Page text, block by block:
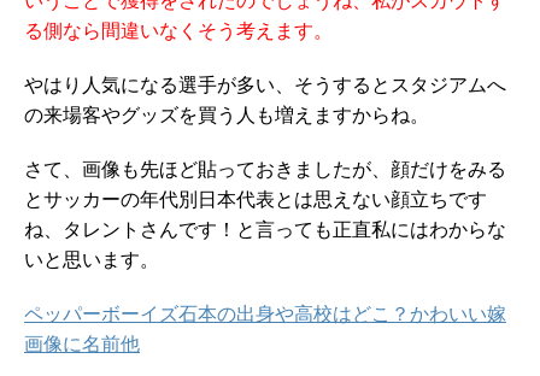
る側なら間違いなくそう考えます。
やはり人気になる選手が多い、そうするとスタジアムへ
の来場客やグッズを買う人も増えますからね。
さて、画像も先ほど貼っておきましたが、顔だけをみる
とサッカーの年代別日本代表とは思えない顔立ちです
ね、タレントさんです！と言っても正直私にはわからな
いと思います。
ペッパーボーイズ石本の出身や高校はどこ？かわいい嫁
画像に名前他